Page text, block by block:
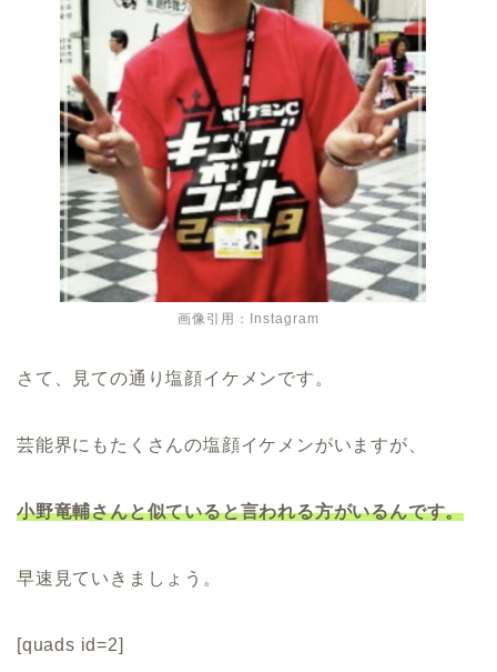
画像引用：Instagram
さて、見ての通り塩顔イケメンです。
芸能界にもたくさんの塩顔イケメンがいますが、
小野竜輔さんと似ていると言われる方がいるんです。
早速見ていきましょう。
[quads id=2]